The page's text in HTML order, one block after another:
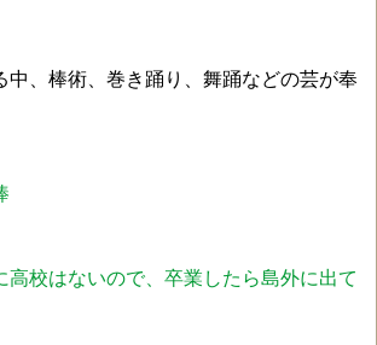
中、棒術、巻き踊り、舞踊などの芸が奉
高校はないので、卒業したら島外に出て